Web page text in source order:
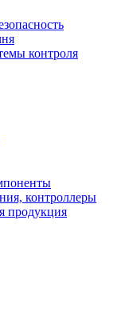
контроля
контроллеры
продукция